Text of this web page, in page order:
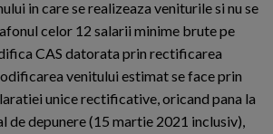
in care se realizeaza veniturile si nu se
celor 12 salarii minime brute pe
CAS datorata prin rectificarea
venitului estimat se face prin
unice rectificative, oricand pana la
de depunere (15 martie 2021 inclusiv),